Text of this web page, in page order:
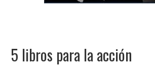
5 libros para la acción